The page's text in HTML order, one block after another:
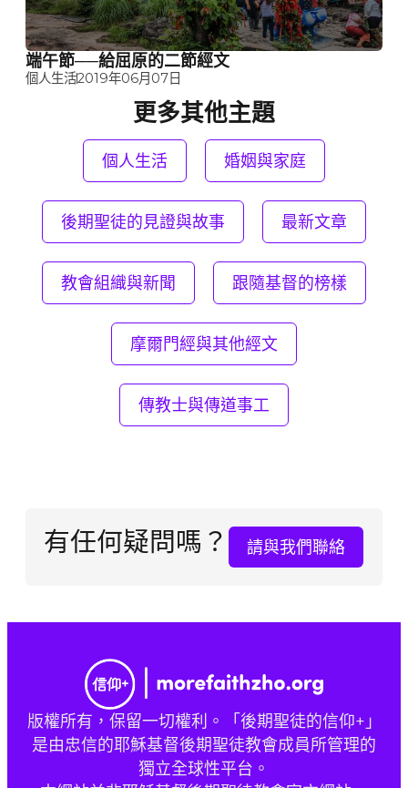
端午節──給屈原的二節經文
個人生活2019年06月07日
更多其他主題
個人生活 婚姻與家庭
後期聖徒的見證與故事 最新文章
教會組織與新聞 跟隨基督的榜樣
摩爾門經與其他經文
傳教士與傳道事工
有任何疑問嗎？ 請與我們聯絡
版權所有，保留一切權利。「後期聖徒的信仰+」
是由忠信的耶穌基督後期聖徒教會成員所管理的
獨立全球性平台。